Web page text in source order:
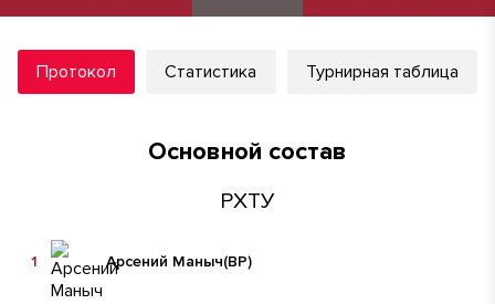
Протокол Статистика Турнирная таблица
Основной состав
РХТУ
Арсений Маныч(ВР)
1